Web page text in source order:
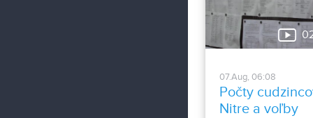
pitnou vodou.
07.Aug, 06:08
Počty
Nitre a voľby